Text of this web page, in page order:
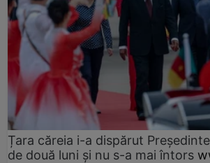
Țara căreia i-a dispărut
de două luni și nu s-a mai întors